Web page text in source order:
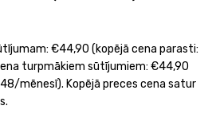
€44,90 (kopējā cena parasti:
turpmākiem sūtījumiem: €44,90
mēnesī). Kopējā preces cena satur